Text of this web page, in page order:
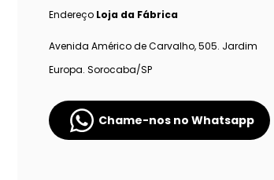
Endereço Loja da Fábrica
Avenida Américo de Carvalho, 505. Jardim
Europa. Sorocaba/SP
Chame-nos no Whatsapp